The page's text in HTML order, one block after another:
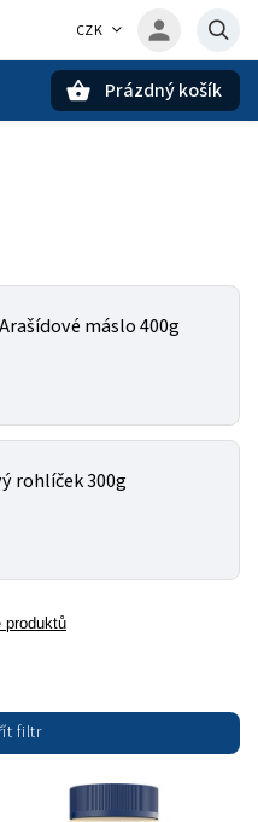
CZK
Prázdný košík
máslo 400g
rohlíček 300g
produktů
filtr